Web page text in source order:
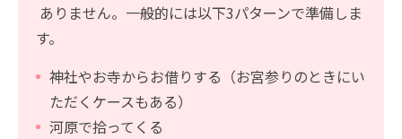
ありません。一般的には以下3パターンで準備しま
す。
神社やお寺からお借りする（お宮参りのときにい
ただくケースもある）
河原で拾ってくる